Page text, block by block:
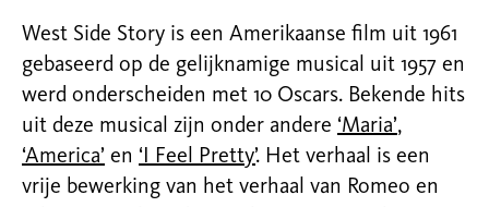
West Side Story is een Amerikaanse film uit 1961
gebaseerd op de gelijknamige musical uit 1957 en
werd onderscheiden met 10 Oscars. Bekende hits
uit deze musical zijn onder andere ‘Maria’,
‘America’ en ‘I Feel Pretty’. Het verhaal is een
vrije bewerking van het verhaal van Romeo en